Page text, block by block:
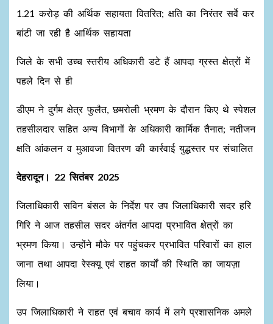
1.21 करोड़ की अर्थिक सहायता वितरित; क्षति का निरंतर सर्वे कर
बांटी जा रही है आर्थिक सहायता
जिले के सभी उच्च स्तरीय अधिकारी डटे हैं आपदा ग्रस्त क्षेत्रों में
पहले दिन से ही
डीएम ने दुर्गम क्षेत्र फुलैत, छमरोली भ्रमण के दौरान किए थे स्पेशल
तहसीलदार सहित अन्य विभागों के अधिकारी कार्मिक तैनात; नतीजन
क्षति आंकलन व मुआवजा वितरण की कार्रवाई युद्धस्तर पर संचालित
देहरादून। 22 सितंबर 2025
जिलाधिकारी सविन बंसल के निर्देश पर उप जिलाधिकारी सदर हरि
गिरि ने आज तहसील सदर अंतर्गत आपदा प्रभावित क्षेत्रों का
भ्रमण किया। उन्होंने मौके पर पहुंचकर प्रभावित परिवारों का हाल
जाना तथा आपदा रेस्क्यू एवं राहत कार्यों की स्थिति का जायज़ा
लिया।
उप जिलाधिकारी ने राहत एवं बचाव कार्य में लगे प्रशासनिक अमले